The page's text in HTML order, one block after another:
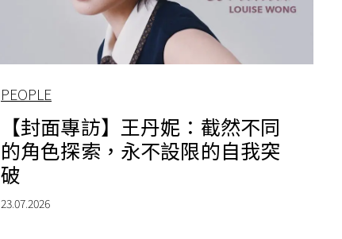
PEOPLE
【封面專訪】王丹妮：截然不同
的角色探索，永不設限的自我突
破
23.07.2026